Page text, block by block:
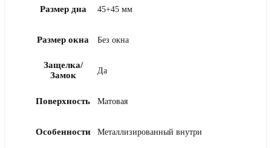
Размер дна 45+45 мм
Размер окна Без окна
Защелка/
Замок
Да
Поверхность Матовая
Особенности Металлизированный внутри